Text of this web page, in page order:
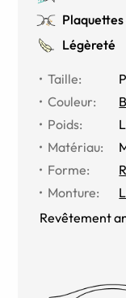
Plaquettes
Légèreté
Taille:
Couleur:
Poids:
Matériau:
Forme:
Monture:
Revêtement